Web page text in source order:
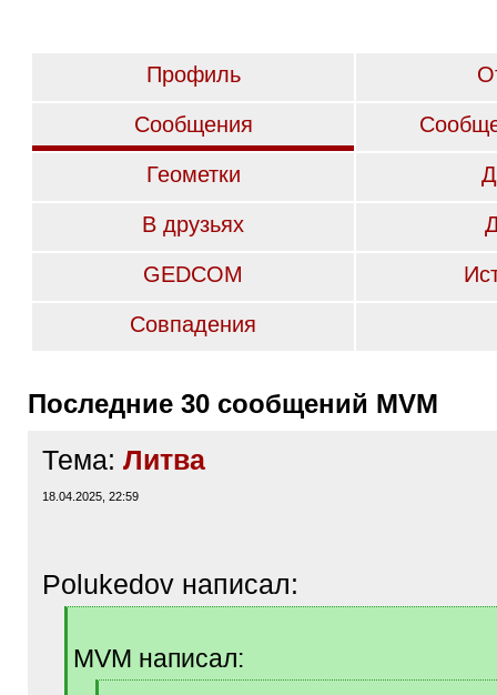
Профиль
Сообщения
Геометки
В друзьях
GEDCOM
Совпадения
Последние 30 сообщений MVM
Тема: Литва
18.04.2025, 22:59
Polukedov написал:
MVM написал: